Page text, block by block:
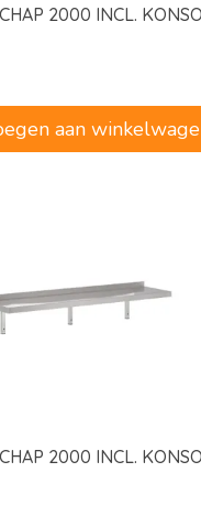
2000 INCL.
aan
2000 INCL.